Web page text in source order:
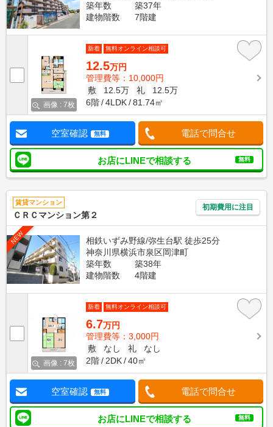
築年数
築37年
建物階数
7階建
画像 : 7枚
新着 無料オンライン相談可
12.5万円
管理費等：10,000円
敷
12.5万 礼
12.5万
6階
4LDK 81.74㎡
空室確認 無料 電話で問合せ
お店にLINEで相談する 無料
賃貸マンション
ＣＲＣマンション第２
初期費用に注目
NEW
相鉄いずみ野線/弥生台駅 徒歩25分
神奈川県横浜市泉区岡津町
築年数
築38年
建物階数
4階建
画像 : 7枚
新着 無料オンライン相談可
6.7万円
管理費等：3,000円
敷
なし 礼
なし
2階
2DK 40㎡
空室確認 無料 電話で問合せ
お店にLINEで相談する 無料